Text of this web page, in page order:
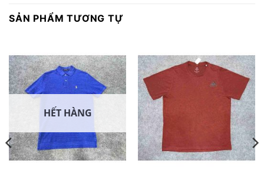
SẢN PHẨM TƯƠNG TỰ
HẾT HÀNG